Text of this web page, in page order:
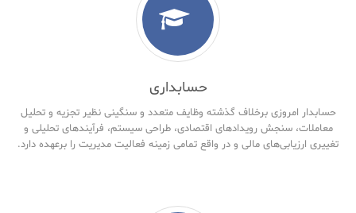
حسابداری
حسابدار امروزی برخلاف گذشته وظایف متعدد و سنگینی نظیر تجزیه و تحلیل
معاملات، سنجش رویدادهای اقتصادی، طراحی سیستم، فرآیندهای تحلیلی و
تغییری ارزیابی‌های مالی و در واقع تمامی زمینه فعالیت مدیریت را برعهده دارد.